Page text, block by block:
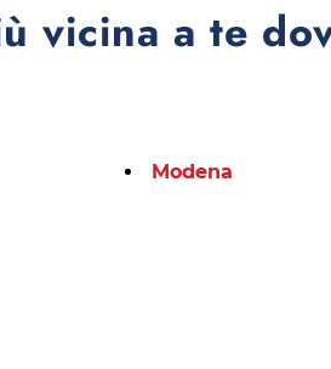
vicina a te
Modena